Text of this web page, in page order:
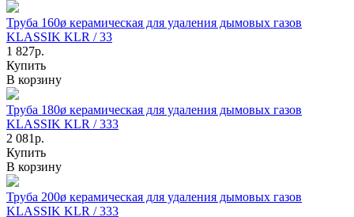
Труба 160ø керамическая для удаления дымовых газов
KLASSIK KLR / 33
1 827р.
Купить
В корзину
Труба 180ø керамическая для удаления дымовых газов
KLASSIK KLR / 333
2 081р.
Купить
В корзину
Труба 200ø керамическая для удаления дымовых газов
KLASSIK KLR / 333